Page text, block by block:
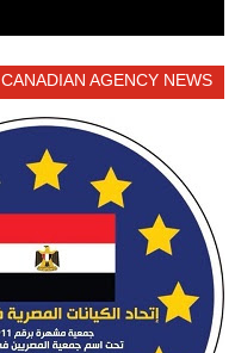
CANADIAN AGENCY NEWS